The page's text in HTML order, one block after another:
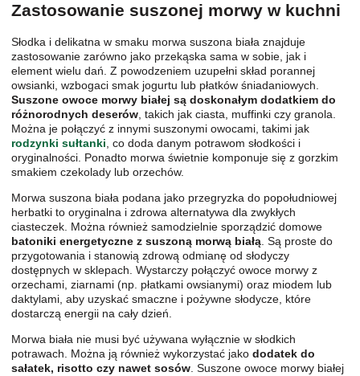
Zastosowanie suszonej morwy w kuchni
Słodka i delikatna w smaku morwa suszona biała znajduje
zastosowanie zarówno jako przekąska sama w sobie, jak i
element wielu dań. Z powodzeniem uzupełni skład porannej
owsianki, wzbogaci smak jogurtu lub płatków śniadaniowych.
Suszone owoce morwy białej są doskonałym dodatkiem do
różnorodnych deserów , takich jak ciasta, muffinki czy granola.
Można je połączyć z innymi suszonymi owocami, takimi jak
rodzynki sułtanki , co doda danym potrawom słodkości i
oryginalności. Ponadto morwa świetnie komponuje się z gorzkim
smakiem czekolady lub orzechów.
Morwa suszona biała podana jako przegryzka do popołudniowej
herbatki to oryginalna i zdrowa alternatywa dla zwykłych
ciasteczek. Można również samodzielnie sporządzić domowe
batoniki energetyczne z suszoną morwą białą . Są proste do
przygotowania i stanowią zdrową odmianę od słodyczy
dostępnych w sklepach. Wystarczy połączyć owoce morwy z
orzechami, ziarnami (np. płatkami owsianymi) oraz miodem lub
daktylami, aby uzyskać smaczne i pożywne słodycze, które
dostarczą energii na cały dzień.
Morwa biała nie musi być używana wyłącznie w słodkich
potrawach. Można ją również wykorzystać jako dodatek do
sałatek, risotto czy nawet sosów . Suszone owoce morwy białej